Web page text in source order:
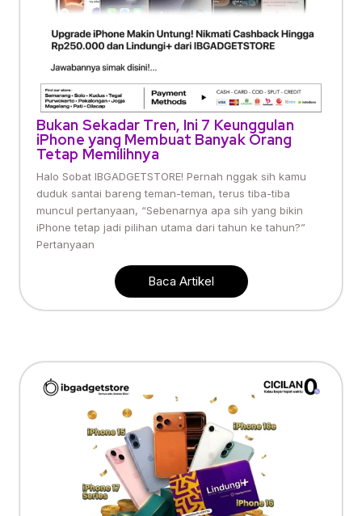
Bukan Sekadar Tren, Ini 7 Keunggulan
iPhone yang Membuat Banyak Orang
Tetap Memilihnya
Halo Sobat IBGADGETSTORE! Pernah nggak sih kamu
duduk santai bareng teman-teman, terus tiba-tiba
muncul pertanyaan, “Sebenarnya apa sih yang bikin
iPhone tetap jadi pilihan utama dari tahun ke tahun?”
Pertanyaan
Baca Artikel